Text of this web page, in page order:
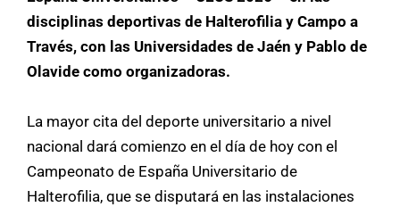
disciplinas deportivas de Halterofilia y Campo a
Través, con las Universidades de Jaén y Pablo de
Olavide como organizadoras.
La mayor cita del deporte universitario a nivel
nacional dará comienzo en el día de hoy con el
Campeonato de España Universitario de
Halterofilia, que se disputará en las instalaciones